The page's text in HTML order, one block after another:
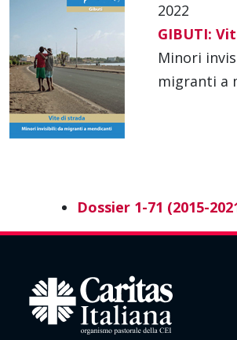
2022
GIBUTI:
Minori
migranti a
Dossier 1-71 (2015-